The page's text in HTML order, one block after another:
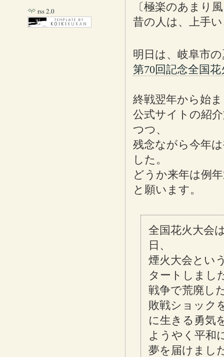
〔極楽のあまり
昔の人は、上手
明日は、岐阜市
第70回記念全国
終戦翌年から始
公式サイトの紹
つつ、
残念ながら今年
した。
どうか来年は例
と願います。
全国花火大会
日、
煙火大会とい
タートしまし
戦争で荒廃し
敗戦ショック
に生きる勇気
ようやく平和
夢を届けまし
rss 2.0